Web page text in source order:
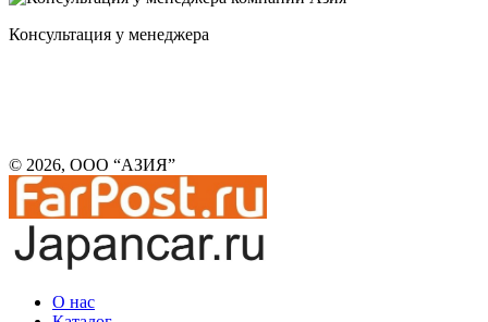
Консультация у менеджера
© 2026, ООО “АЗИЯ”
О нас